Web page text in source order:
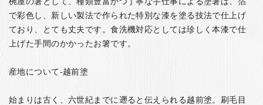
で彩色し、新しい製法で作られた特別な漆を塗る技法で仕上げ
ており、とても丈夫です。食洗機対応としては珍しく本漆で仕
上げた手間のかかったお箸です。
産地について-越前塗
始まりは古く、六世紀までに遡ると伝えられる越前塗。刷毛目